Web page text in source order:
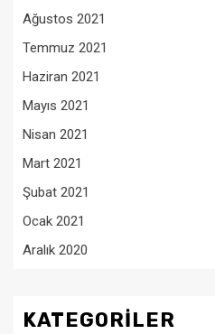
Ağustos 2021
Temmuz 2021
Haziran 2021
Mayıs 2021
Nisan 2021
Mart 2021
Şubat 2021
Ocak 2021
Aralık 2020
KATEGORILER